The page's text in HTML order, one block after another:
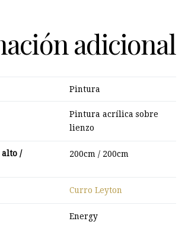
adicional
Pintura
Pintura acrílica sobre
lienzo
alto /
200cm / 200cm
Curro Leyton
Energy